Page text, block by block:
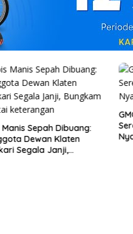
Sepah Dibuang:
Dewan Klaten
Segala Janji,
Perlu
Sistem